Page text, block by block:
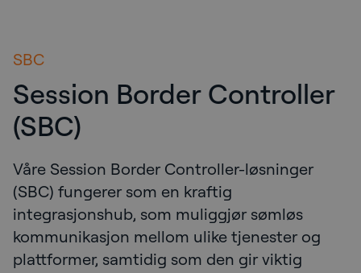
SBC
Session Border Controller
(SBC)
Våre Session Border Controller-løsninger
(SBC) fungerer som en kraftig
integrasjonshub, som muliggjør sømløs
kommunikasjon mellom ulike tjenester og
plattformer, samtidig som den gir viktig